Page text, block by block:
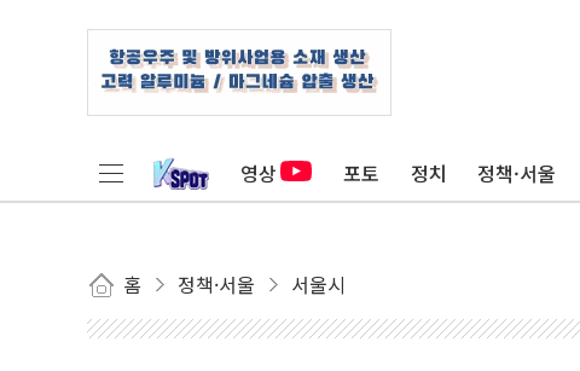
영상 포토 정치 정책·서울
홈 정책·서울 서울시